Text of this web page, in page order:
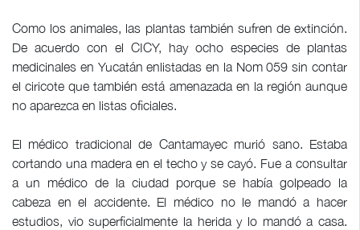
Como los animales, las plantas también sufren de extinción.
De acuerdo con el CICY, hay ocho especies de plantas
medicinales en Yucatán enlistadas en la Nom 059 sin contar
el ciricote que también está amenazada en la región aunque
no aparezca en listas oficiales.
El médico tradicional de Cantamayec murió sano. Estaba
cortando una madera en el techo y se cayó. Fue a consultar
a un médico de la ciudad porque se había golpeado la
cabeza en el accidente. El médico no le mandó a hacer
estudios, vio superficialmente la herida y lo mandó a casa.